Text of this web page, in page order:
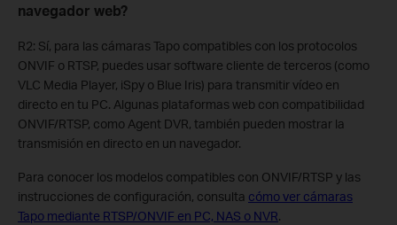
navegador web?
R2: Sí, para las cámaras Tapo compatibles con los protocolos
ONVIF o RTSP, puedes usar software cliente de terceros (como
VLC Media Player, iSpy o Blue Iris) para transmitir vídeo en
directo en tu PC. Algunas plataformas web con compatibilidad
ONVIF/RTSP, como Agent DVR, también pueden mostrar la
transmisión en directo en un navegador.
Para conocer los modelos compatibles con ONVIF/RTSP y las
instrucciones de configuración, consulta cómo ver cámaras
Tapo mediante RTSP/ONVIF en PC, NAS o NVR.